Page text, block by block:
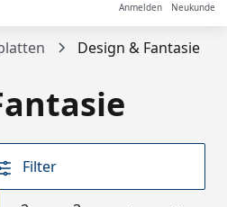
Anmelden Neukunde
Design & Fantasie
Filter